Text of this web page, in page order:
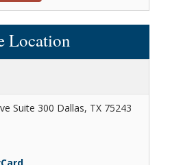
Location
Suite 300 Dallas, TX 75243